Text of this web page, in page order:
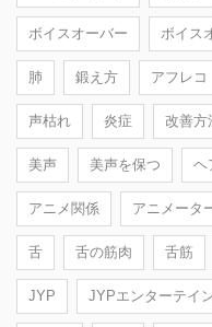
ボイスオーバー ボイス
肺 鍛え方 アフレコ
声枯れ 炎症 改善方
美声 美声を保つ ヘ
アニメ関係 アニメータ
舌 舌の筋肉 舌筋
JYP JYPエンターテイ